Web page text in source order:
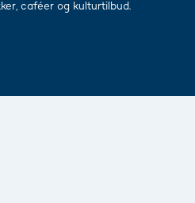
caféer og kulturtilbud.